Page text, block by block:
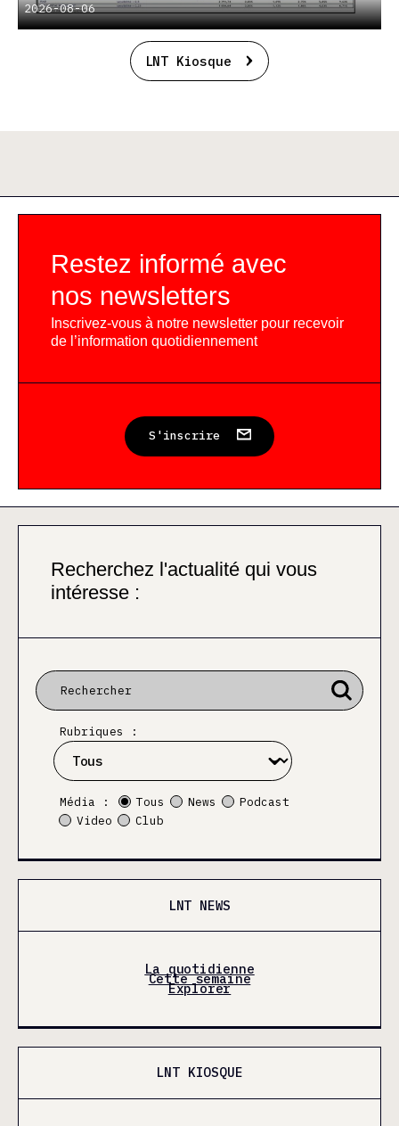
2026-08-06
LNT Kiosque
Restez informé avec
nos newsletters
Inscrivez-vous à notre newsletter pour recevoir
de l’information quotidiennement
S'inscrire
Recherchez l'actualité qui vous
intéresse :
Rubriques :
Média : Tous News
Podcast
Video
Club
LNT NEWS
La quotidienne
Cette semaine
Explorer
LNT KIOSQUE